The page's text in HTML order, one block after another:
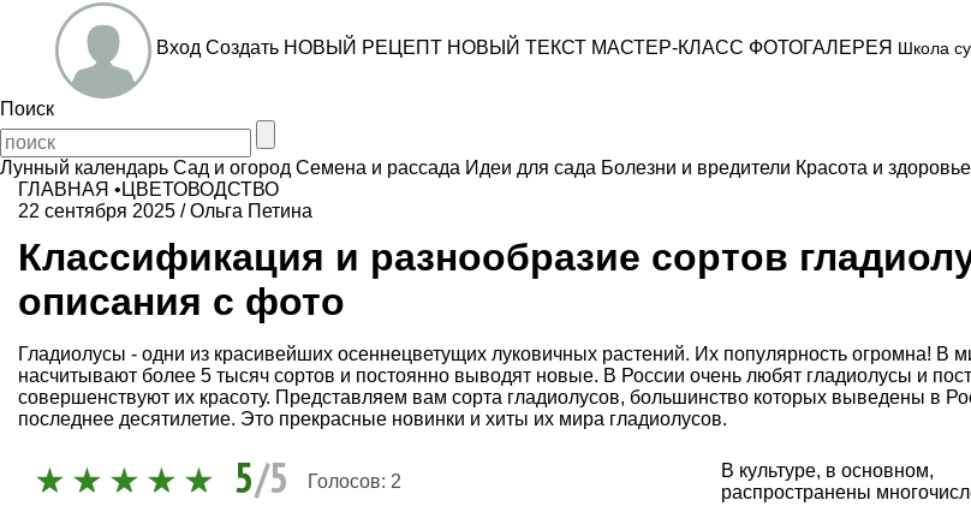
Вход Создать НОВЫЙ РЕЦЕПТ НОВЫЙ ТЕКСТ МАСТЕР-КЛАСС ФОТОГАЛЕРЕЯ Школа
Поиск
Лунный календарь Сад и огород Семена и рассада Идеи для сада Болезни и вредители Красота и здоровье
ГЛАВНАЯ • ЦВЕТОВОДСТВО
22 сентября 2025 /Ольга Петина
Классификация и разнообразие сортов
описания с фото
Гладиолусы - одни из красивейших осеннецветущих луковичных растений. Их популярность огромна! В
насчитывают более 5 тысяч сортов и постоянно выводят новые. В России очень любят гладиолусы и
совершенствуют их красоту. Представляем вам сорта гладиолусов, большинство которых выведены в
последнее десятилетие. Это прекрасные новинки и хиты их мира гладиолусов.
5/5 Голосов: 2
В культуре, в основном,
распространены